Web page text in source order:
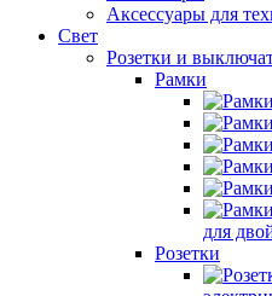
Аксессуары для
Свет
Розетки и
Рамки
для
Розетки